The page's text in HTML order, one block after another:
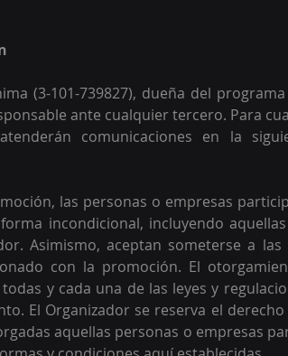
(3-101-739827), dueña del
ante cualquier tercero. Para
comunicaciones en la
las personas o empresas
incondicional, incluyendo
Asimismo, aceptan someterse a las
con la promoción. El
y cada una de las leyes y
El Organizador se reserva el
aquellas personas o empresas